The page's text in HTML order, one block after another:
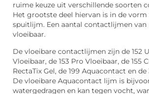
ruime keuze uit verschillende soorten
Het grootste deel hiervan is in de vorm
spuitlijm. Een aantal contactlijmen van
vloeibaar.
De vloeibare contactlijmen zijn de 152
Vloeibaar, de 153 Pro Vloeibaar, de 155
RectaTix Gel, de 199 Aquacontact en
De vloeibare Aquacontact lijm is
watergedragen en kan tegen vocht,